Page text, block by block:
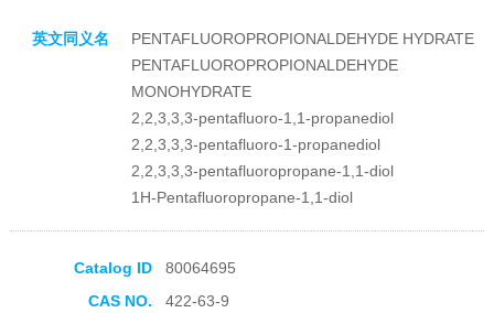
收藏产品
英文同义名
PENTAFLUOROPROPIONALDEHYDE HYDRATE
PENTAFLUOROPROPIONALDEHYDE
MONOHYDRATE
2,2,3,3,3-pentafluoro-1,1-propanediol
2,2,3,3,3-pentafluoro-1-propanediol
2,2,3,3,3-pentafluoropropane-1,1-diol
1H-Pentafluoropropane-1,1-diol
Catalog ID
80064695
CAS NO.
422-63-9